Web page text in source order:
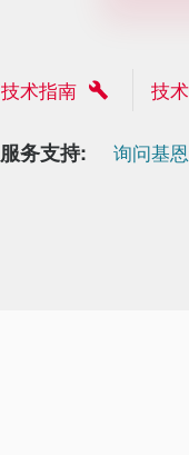
技术指南 技
服务支持: 询问基